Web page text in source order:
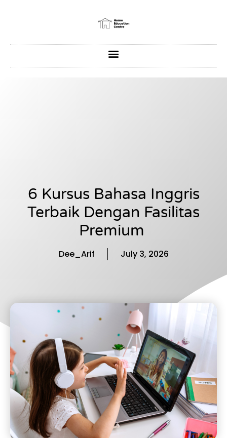
6 Kursus Bahasa Inggris
Terbaik Dengan Fasilitas
Premium
Dee_Arif July 3, 2026